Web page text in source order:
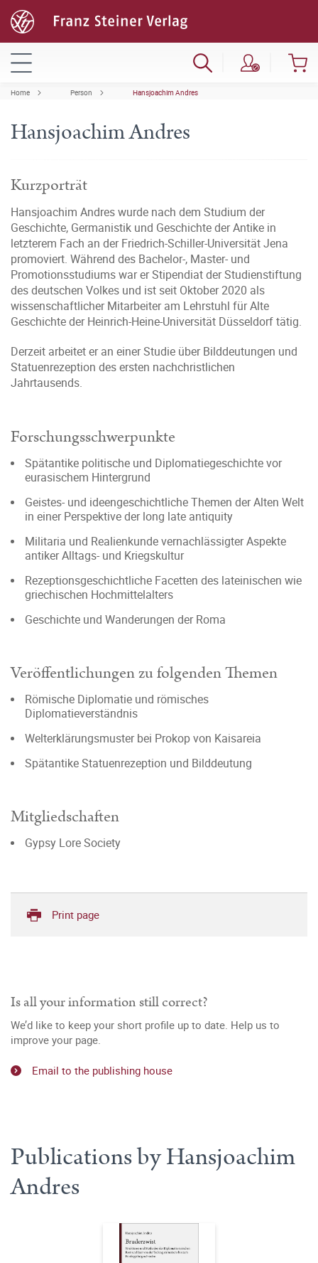
Home Person Hansjoachim Andres
Hansjoachim Andres
Kurzporträt
Hansjoachim Andres wurde nach dem Studium der
Geschichte, Germanistik und Geschichte der Antike in
letzterem Fach an der Friedrich-Schiller-Universität Jena
promoviert. Während des Bachelor-, Master- und
Promotionsstudiums war er Stipendiat der Studienstiftung
des deutschen Volkes und ist seit Oktober 2020 als
wissenschaftlicher Mitarbeiter am Lehrstuhl für Alte
Geschichte der Heinrich-Heine-Universität Düsseldorf tätig.
Derzeit arbeitet er an einer Studie über Bilddeutungen und
Statuenrezeption des ersten nachchristlichen
Jahrtausends.
Forschungsschwerpunkte
Spätantike politische und Diplomatiegeschichte vor
eurasischem Hintergrund
Geistes- und ideengeschichtliche Themen der Alten Welt
in einer Perspektive der long late antiquity
Militaria und Realienkunde vernachlässigter Aspekte
antiker Alltags- und Kriegskultur
Rezeptionsgeschichtliche Facetten des lateinischen wie
griechischen Hochmittelalters
Geschichte und Wanderungen der Roma
Veröffentlichungen zu folgenden Themen
Römische Diplomatie und römisches
Diplomatieverständnis
Welterklärungsmuster bei Prokop von Kaisareia
Spätantike Statuenrezeption und Bilddeutung
Mitgliedschaften
Gypsy Lore Society
Print page
Is all your information still correct?
We’d like to keep your short profile up to date. Help us to
improve your page.
Email to the publishing house
Publications by Hansjoachim
Andres